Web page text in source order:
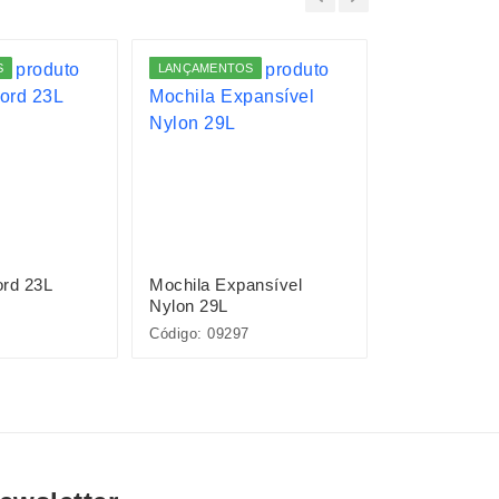
23L
LANÇAMENTOS
Mochila Expansível
Nylon 29L
Código: 09297